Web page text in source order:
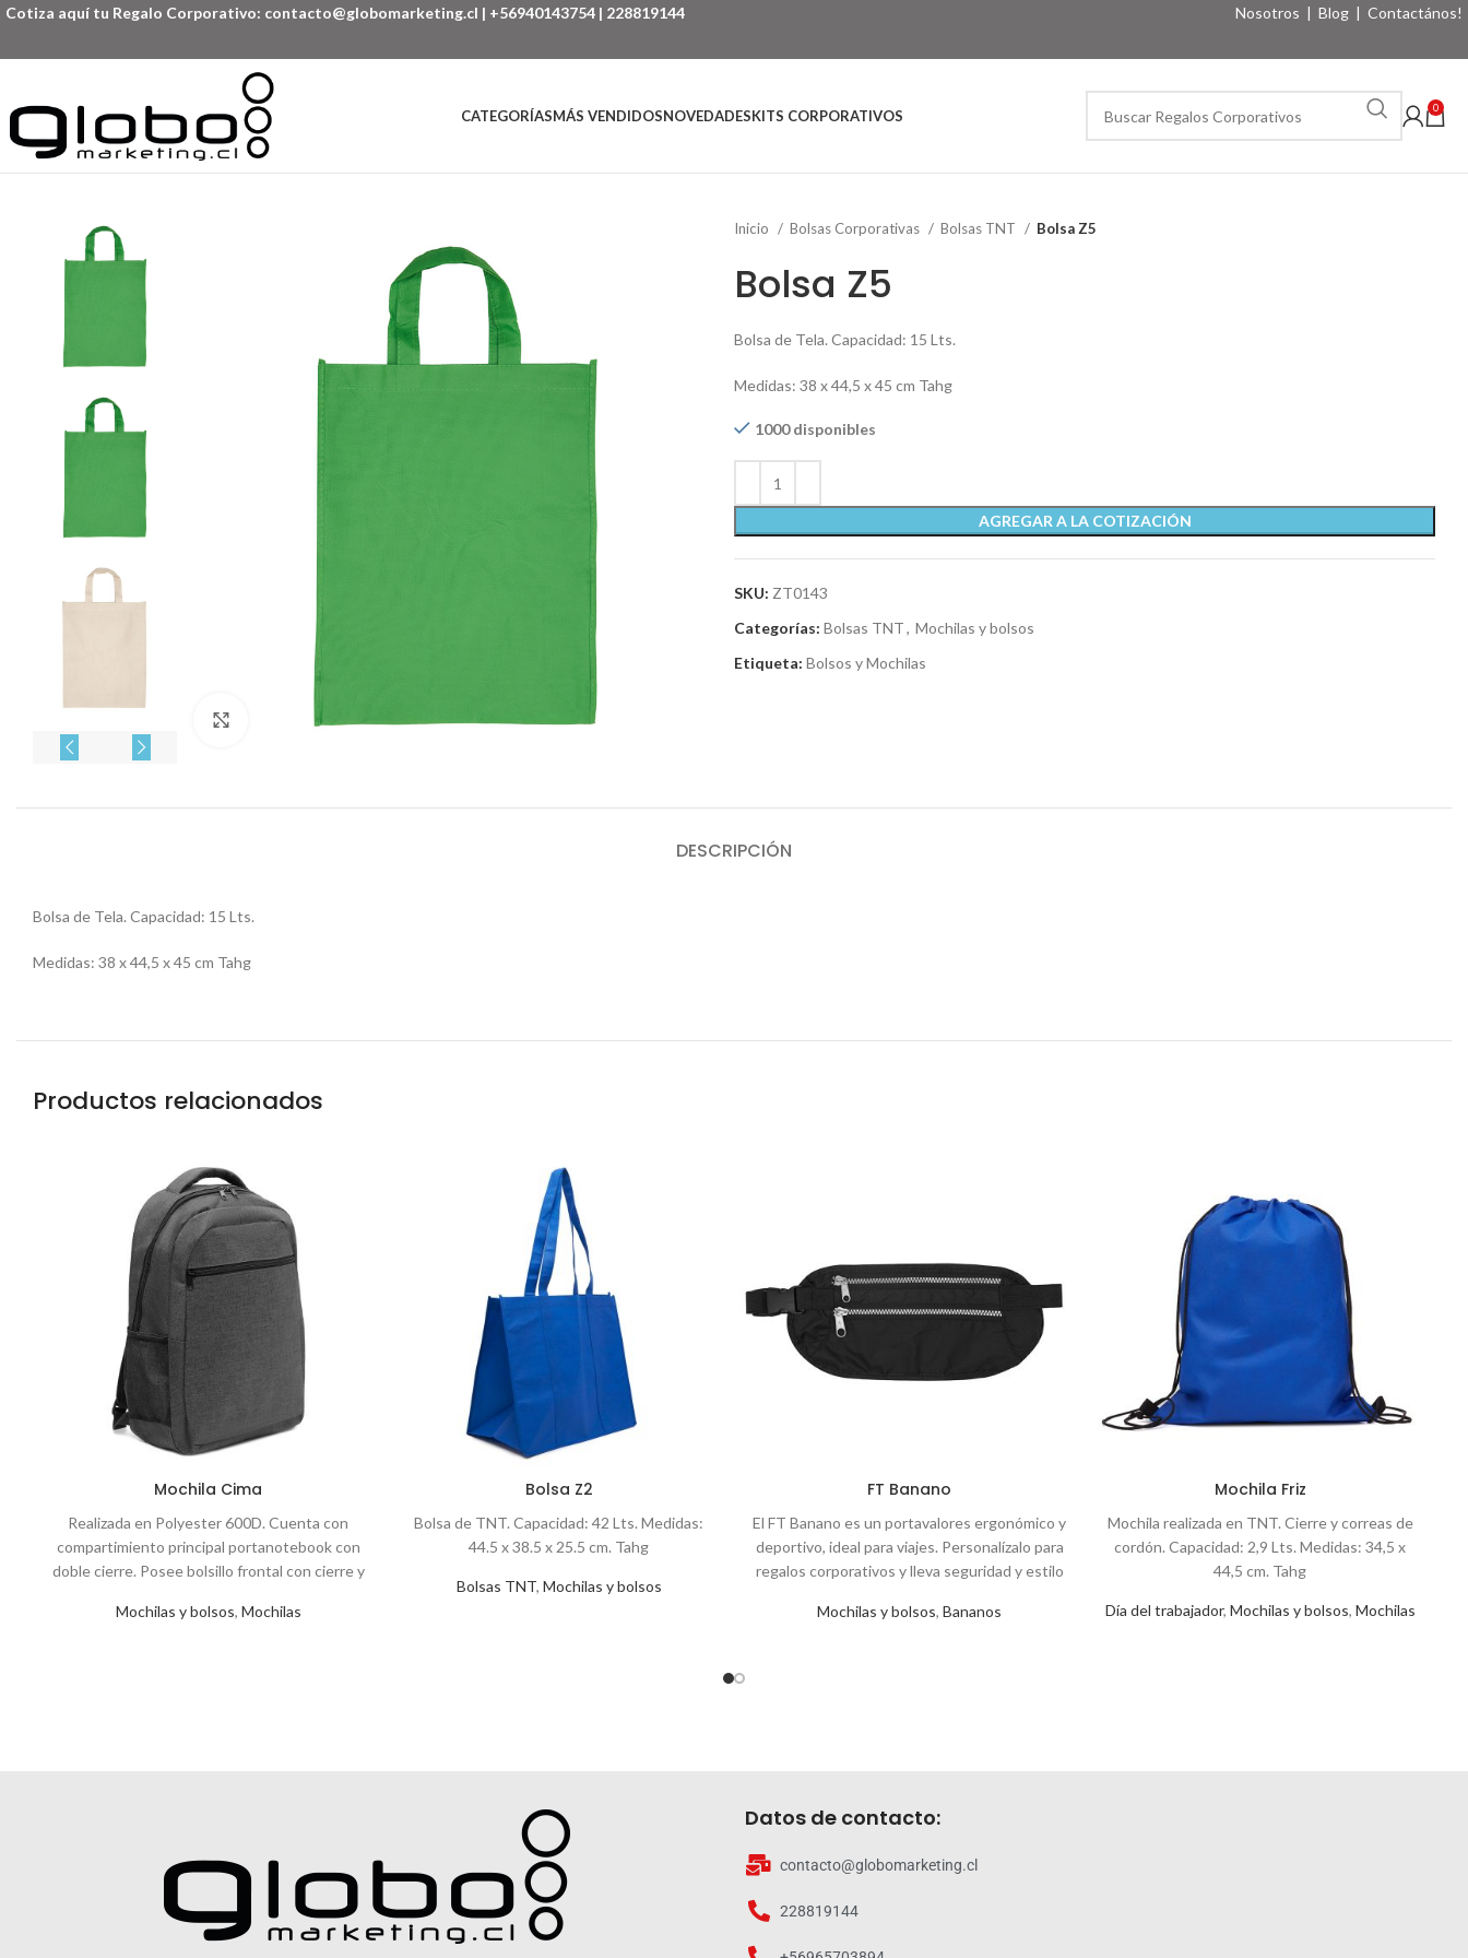
Cotiza aquí tu Regalo Corporativo: contacto@globomarketing.cl | +56940143754 | 228819144 Nosotros | Blog | Contactános!
CATEGORÍASMÁS VENDIDOSNOVEDADESKITS CORPORATIVOS 0
Click to enlarge
Inicio Bolsas Corporativas Bolsas TNT Bolsa Z5
Bolsa Z5
Bolsa de Tela. Capacidad: 15 Lts.
Medidas: 38 x 44,5 x 45 cm Tahg
1000 disponibles
AGREGAR A LA COTIZACIÓN
SKU: ZT0143
Categorías: Bolsas TNT, Mochilas y bolsos
Etiqueta: Bolsos y Mochilas
DESCRIPCIÓN
Bolsa de Tela. Capacidad: 15 Lts.
Medidas: 38 x 44,5 x 45 cm Tahg
Productos relacionados
Mochila Cima
Mochilas y bolsos, Mochilas
Realizada en Polyester 600D. Cuenta con
compartimiento principal portanotebook con
doble cierre. Posee bolsillo frontal con cierre y
Bolsa Z2
Bolsas TNT, Mochilas y bolsos
Bolsa de TNT. Capacidad: 42 Lts. Medidas:
44.5 x 38.5 x 25.5 cm. Tahg
FT Banano
Mochilas y bolsos, Bananos
El FT Banano es un portavalores ergonómico y
deportivo, ideal para viajes. Personalízalo para
regalos corporativos y lleva seguridad y estilo
Mochila Friz
Día del trabajador, Mochilas y bolsos, Mochilas
Mochila realizada en TNT. Cierre y correas de
cordón. Capacidad: 2,9 Lts. Medidas: 34,5 x
44,5 cm. Tahg
Datos de contacto:
contacto@globomarketing.cl
228819144